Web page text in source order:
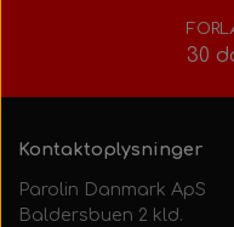
30
Kontaktoplysninger
Parolin Danmark ApS
Baldersbuen 2 kld.